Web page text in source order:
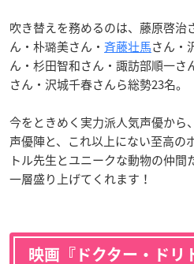
吹き替えを務めるのは、藤原啓治
ん・朴璐美さん・ 斉藤壮馬さん・
ん・杉田智和さん・諏訪部順一さ
さん・沢城千春さんら総勢23名。
今をときめく実力派人気声優から
声優陣と、これ以上にない至高の
トル先生とユニークな動物の仲間
一層盛り上げてくれます！
映画『ドクター・ドリ